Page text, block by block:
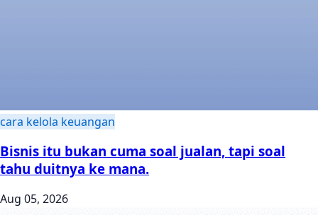
cara kelola keuangan
Bisnis itu bukan cuma soal jualan, tapi soal
tahu duitnya ke mana.
Aug 05, 2026